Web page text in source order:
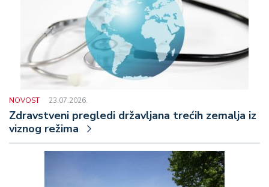
NOVOST 23.07.2026.
Zdravstveni pregledi državljana trećih zemalja iz
viznog režima